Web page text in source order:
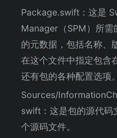
Package.swift：这是
Manager（SPM）所
的元数据，包括名称、
在这个文件中指定包含
还有包的各种配置选项。
Sources/
swift：这是包的源代码
个源码文件。